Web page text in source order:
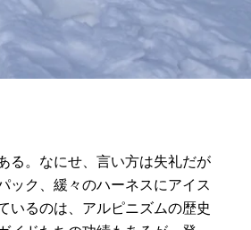
る。なにせ、言い方は失礼だが
ック、緩々のハーネスにアイス
いるのは、アルピニズムの歴史